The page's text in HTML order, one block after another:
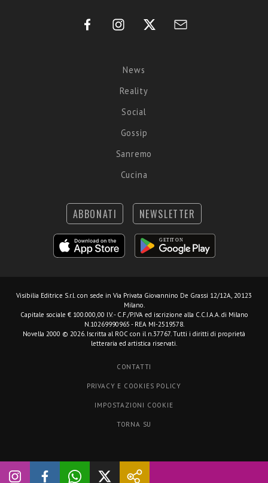
News
Reality
Social
Gossip
Sanremo
Cucina
ABBONATI NEWSLETTER
Visibilia Editrice S.r.l. con sede in Via Privata Giovannino De Grassi 12/12A, 20123
Milano.
Capitale sociale € 100.000,00 I.V. - C.F./P.IVA ed iscrizione alla C.C.I.A.A. di Milano
N.10269990965 - REA MI-2519578.
Novella 2000 © 2026. Iscritta al ROC con il n.37767. Tutti i diritti di proprietà
letteraria ed artistica riservati.
CONTATTI
PRIVACY E COOKIES POLICY
IMPOSTAZIONI COOKIE
TORNA SU